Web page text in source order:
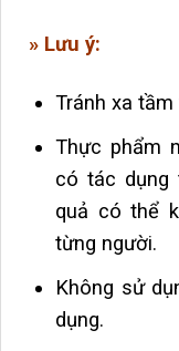
» Lưu ý:
Tránh xa
Thực phẩm
có tác dụng
quả có thể
từng người.
Không sử
dụng.